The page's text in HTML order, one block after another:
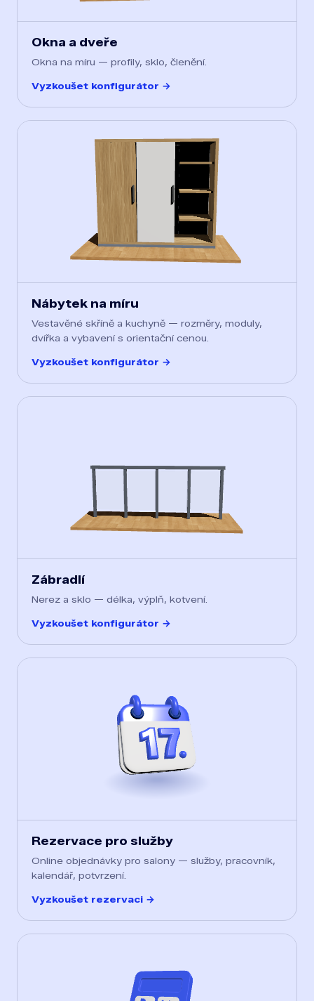
Okna a dveře
Okna na míru — profily, sklo, členění.
Vyzkoušet konfigurátor →
Nábytek na míru
Vestavěné skříně a kuchyně — rozměry, moduly,
dvířka a vybavení s orientační cenou.
Vyzkoušet konfigurátor →
Zábradlí
Nerez a sklo — délka, výplň, kotvení.
Vyzkoušet konfigurátor →
Rezervace pro služby
Online objednávky pro salony — služby, pracovník,
kalendář, potvrzení.
Vyzkoušet rezervaci →